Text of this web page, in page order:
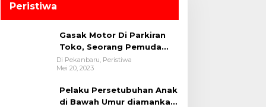
Peristiwa
Gasak Motor Di Parkiran
Toko, Seorang Pemuda
Diamankan Polsek Bukit
Raya
Di Pekanbaru, Peristiwa
Mei 20, 2023
Pelaku Persetubuhan Anak
di Bawah Umur diamankan